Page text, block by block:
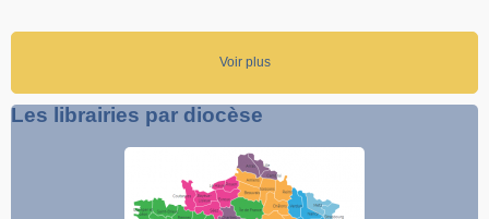
Voir plus
Les librairies par diocèse